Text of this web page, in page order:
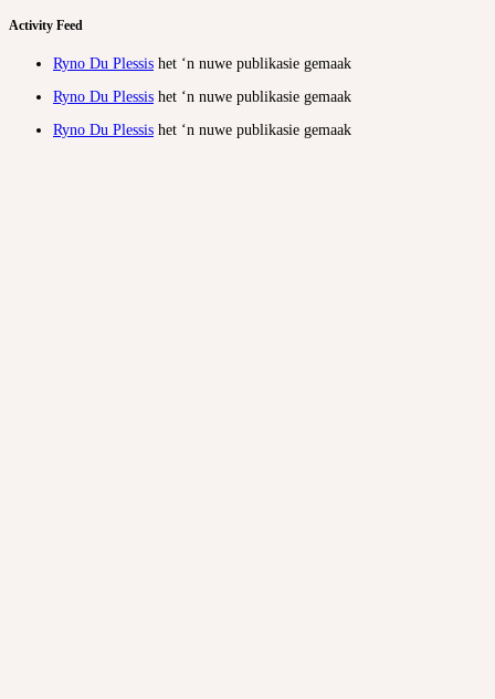
Activity Feed
Ryno Du Plessis het ‘n nuwe publikasie gemaak
Ryno Du Plessis het ‘n nuwe publikasie gemaak
Ryno Du Plessis het ‘n nuwe publikasie gemaak